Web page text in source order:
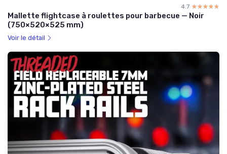
4.7 ☆☆☆☆☆
★★★★★
Mallette flightcase à roulettes pour barbecue — Noir
(750×520×525 mm)
Voir le détail